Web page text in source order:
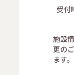
受
施設
更の
ます。